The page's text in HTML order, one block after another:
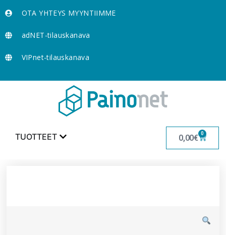
OTA YHTEYS MYYNTIIMME
adNET-tilauskanava
VIPnet-tilauskanava
TUOTTEET 0,00€ 0